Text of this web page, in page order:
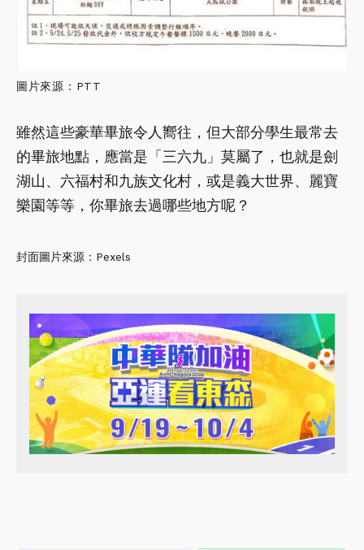
圖片來源：PTT
雖然這些豪華畢旅令人嚮往，但大部分學生最常去
的畢旅地點，應當是「三六九」莫屬了，也就是劍
湖山、六福村和九族文化村，或是義大世界、麗寶
樂園等等，你畢旅去過哪些地方呢？
封面圖片來源：Pexels